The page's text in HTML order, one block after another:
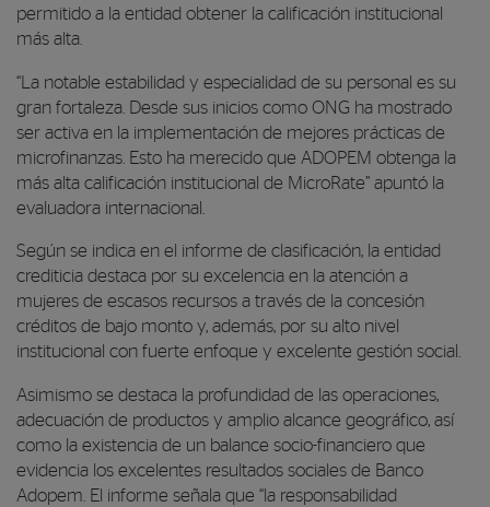
permitido a la entidad obtener la calificación institucional
más alta.
“La notable estabilidad y especialidad de su personal es su
gran fortaleza. Desde sus inicios como ONG ha mostrado
ser activa en la implementación de mejores prácticas de
microfinanzas. Esto ha merecido que ADOPEM obtenga la
más alta calificación institucional de MicroRate” apuntó la
evaluadora internacional.
Según se indica en el informe de clasificación, la entidad
crediticia destaca por su excelencia en la atención a
mujeres de escasos recursos a través de la concesión
créditos de bajo monto y, además, por su alto nivel
institucional con fuerte enfoque y excelente gestión social.
Asimismo se destaca la profundidad de las operaciones,
adecuación de productos y amplio alcance geográfico, así
como la existencia de un balance socio-financiero que
evidencia los excelentes resultados sociales de Banco
Adopem. El informe señala que “la responsabilidad